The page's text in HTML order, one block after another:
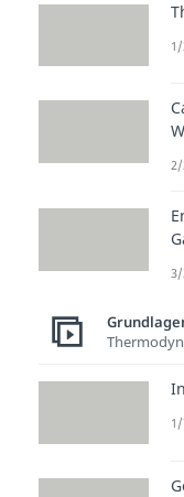
2/
3/